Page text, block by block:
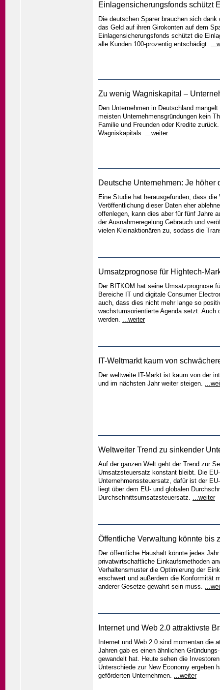
Einlagensicherungsfonds schützt
Die deutschen Sparer brauchen sich
das Geld auf ihren Girokonten auf dem
Einlagensicherungsfonds schützt die
alle Kunden 100-prozentig entschädigt.
Zu wenig Wagniskapital –
Den Unternehmen in Deutschland
meisten Unternehmensgründungen kein
Familie und Freunden oder Kredite
Wagniskapitals. ...weiter
Deutsche Unternehmen: Je
Eine Studie hat herausgefunden, dass
Veröffentlichung dieser Daten eher
offenlegen, kann dies aber für fünf Jahre
der Ausnahmeregelung Gebrauch und
vielen Kleinaktionären zu, sodass die
Umsatzprognose für Hightech-
Der BITKOM hat seine Umsatzprognose
Bereiche IT und digitale Consumer
auch, dass dies nicht mehr lange so
wachstumsorientierte Agenda setzt. Auch
werden. ...weiter
IT-Weltmarkt kaum von
Der weltweite IT-Markt ist kaum von der
und im nächsten Jahr weiter steigen.
Weltweiter Trend zu sinkender
Auf der ganzen Welt geht der Trend zur
Umsatzsteuersatz konstant bleibt. Die
Unternehmenssteuersatz, dafür ist der
liegt über dem EU- und globalen
Durchschnittsumsatzsteuersatz. ...weiter
Öffentliche Verwaltung könnte bis
Der öffentliche Haushalt könnte jedes
privatwirtschaftliche Einkaufsmethoden
Verhaltensmuster die Optimierung der
erschwert und außerdem die Konformität
anderer Gesetze gewahrt sein muss.
Internet und Web 2.0 attraktivste
Internet und Web 2.0 sind momentan die
Jahren gab es einen ähnlichen
gewandelt hat. Heute sehen die
Unterschiede zur New Economy ergeben
geförderten Unternehmen. ...weiter